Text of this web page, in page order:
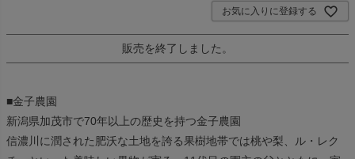
お気に入りに登録する
販売を終了しました。
■金子農園
新潟県加茂市で70年以上の歴史を持つ金子農園
信濃川に潤された肥沃な土地を誇る果樹地帯では桃や梨、ル・レク